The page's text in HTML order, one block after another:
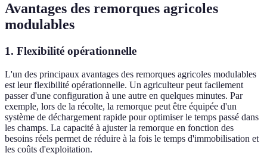
Avantages des remorques agricoles
modulables
1. Flexibilité opérationnelle
L'un des principaux avantages des remorques agricoles modulables
est leur flexibilité opérationnelle. Un agriculteur peut facilement
passer d'une configuration à une autre en quelques minutes. Par
exemple, lors de la récolte, la remorque peut être équipée d'un
système de déchargement rapide pour optimiser le temps passé dans
les champs. La capacité à ajuster la remorque en fonction des
besoins réels permet de réduire à la fois le temps d'immobilisation et
les coûts d'exploitation.